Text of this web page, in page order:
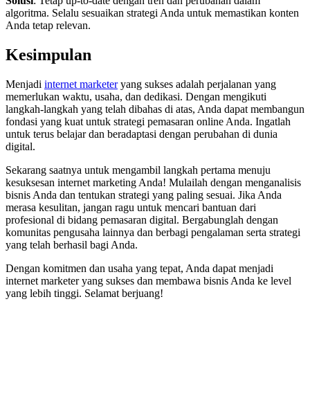
algoritma. Selalu sesuaikan strategi Anda untuk memastikan konten
Anda tetap relevan.
Kesimpulan
Menjadi internet marketeryang sukses adalah perjalanan yang
memerlukan waktu, usaha, dan dedikasi. Dengan mengikuti
langkah-langkah yang telah dibahas di atas, Anda dapat membangun
fondasi yang kuat untuk strategi pemasaran online Anda. Ingatlah
untuk terus belajar dan beradaptasi dengan perubahan di dunia
digital.
Sekarang saatnya untuk mengambil langkah pertama menuju
kesuksesan internet marketing Anda! Mulailah dengan menganalisis
bisnis Anda dan tentukan strategi yang paling sesuai. Jika Anda
merasa kesulitan, jangan ragu untuk mencari bantuan dari
profesional di bidang pemasaran digital. Bergabunglah dengan
komunitas pengusaha lainnya dan berbagi pengalaman serta strategi
yang telah berhasil bagi Anda.
Dengan komitmen dan usaha yang tepat, Anda dapat menjadi
internet marketer yang sukses dan membawa bisnis Anda ke level
yang lebih tinggi. Selamat berjuang!